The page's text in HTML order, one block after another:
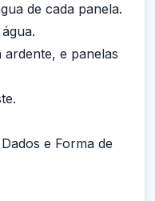
de cada panela.
e panelas
e Forma de